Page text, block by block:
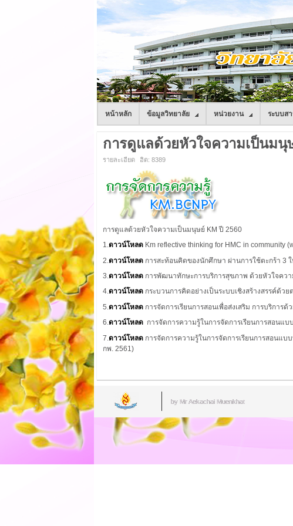
หน้าหลัก ข้อมูลวิทยาลัย หน่วยงาน ระบบส
การดูแลด้วยหัวใจความเป็นมนุษย์
รายละเอียด ฮิต: 8389
การดูแลด้วยหัวใจความเป็นมนุษย์ KM ปี 2560
1.ดาวน์โหลด Km reflective thinking for HMC in community
2. ดาวน์โหลด การสะท้อนคิดของนักศึกษา ผ่านการใช้ตะกร้า 3
3.ดาวน์โหลด การพัฒนาทักษะการบริการสุขภาพ ด้วยหัวใจคว
4.ดาวน์โหลด กระบวนการคิดอย่างเป็นระบบเชิงสร้างสรรค์ด้วย
5. ดาวน์โหลด การจัดการเรียนการสอนเพื่อส่งเสริม การบริกา
6.ดาวน์โหลด การจัดการความรู้ในการจัดการเรียนการสอนแ
7. ดาวน์โหลด การจัดการความรู้ในการจัดการเรียนการสอน
กพ. 2561)
by Mr.Aekachai Muenkhat